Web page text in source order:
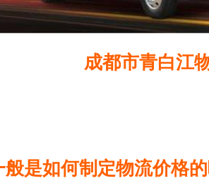
成都市青白江
是如何制定物流价格